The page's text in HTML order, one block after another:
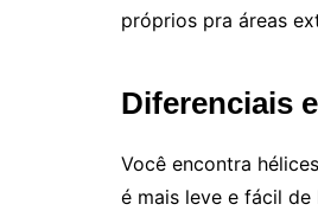
próprios pra áreas
Diferenciais
Você encontra
é mais leve e fácil de